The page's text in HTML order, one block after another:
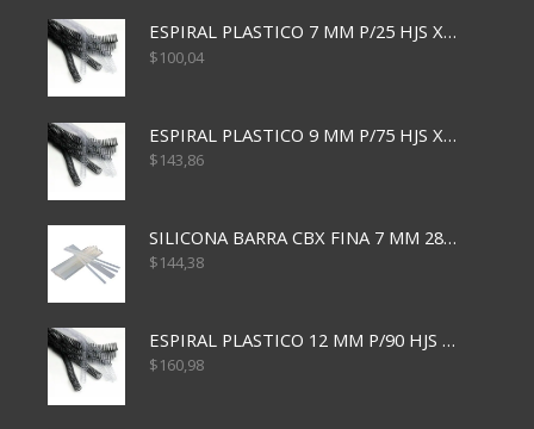
ESPIRAL PLASTICO 7 MM P/25 HJS X50x3000
$100,04
ESPIRAL PLASTICO 9 MM P/75 HJS X50X2400
$143,86
SILICONA BARRA CBX FINA 7 MM 28 CM
$144,38
ESPIRAL PLASTICO 12 MM P/90 HJS X50X1500
$160,98